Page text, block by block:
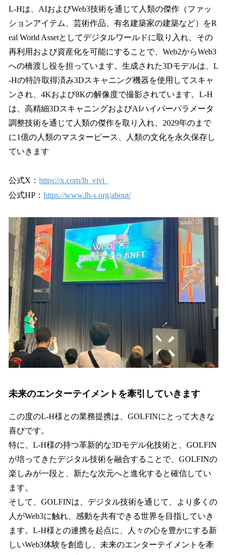
L-Hは、AIおよびWeb3技術を通じて人類の傑作（ファッ
ションアイテム、芸術作品、有名建築家の建築など）をR
eal World Assetとしてデジタルワールドに取り入れ、その
再利用および資産化を可能にすることで、Web2からWeb3
への橋渡し役を担っています。生成された3Dモデルは、L
-Hの特許取得済み3Dスキャニング機器を使用してスキャ
ンされ、4Kおよび8Kの解像度で撮影されています。L-H
は、高精細3DスキャニングおよびAIハイパーパラメータ
調整技術を通じて人類の傑作を取り入れ、2029年のまで
に1億の人類のマスターピース、人類の文化を永久保存し
ていきます
公式X： https://x.com/lh_vivi_
公式HP： https://www.lh-s.org/about/
未来のエンターテイメントを牽引していきます
この度のL-H様との業務提携は、GOLFINにとって大きな
喜びです。
特に、L-H様の持つ革新的な3Dモデル化技術と、GOLFIN
が培ってきたデジタル技術を融合することで、GOLFINの
楽しみが一段と、新たな次元へと進化すると確信してい
ます。
そして、GOLFINは、デジタル技術を通じて、より多くの
人がWeb3に触れ、感動を共有できる世界を目指していき
ます。L-H様との連携を起点に、人々の心を豊かにする新
しいWeb3体験を創造し、未来のエンターテイメントを牽